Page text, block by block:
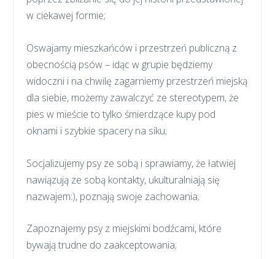
w ciekawej formie;
Oswajamy mieszkańców i przestrzeń publiczną z
obecnością psów – idąc w grupie będziemy
widoczni i na chwilę zagarniemy przestrzeń miejską
dla siebie, możemy zawalczyć ze stereotypem, że
pies w mieście to tylko śmierdzące kupy pod
oknami i szybkie spacery na siku;
Socjalizujemy psy ze sobą i sprawiamy, że łatwiej
nawiązują ze sobą kontakty, ukulturalniają się
nazwajem:), poznają swoje zachowania;
Zapoznajemy psy z miejskimi bodźcami, które
bywają trudne do zaakceptowania;